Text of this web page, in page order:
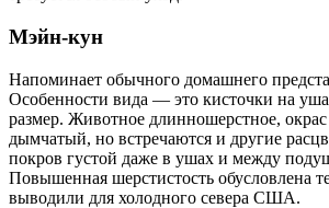
Мэйн-кун
Напоминает обычного домашнего
Особенности вида — это кисточки на
размер. Животное длинношерстное,
дымчатый, но встречаются и другие
покров густой даже в ушах и между
Повышенная шерстистость обусловлена
выводили для холодного севера США.